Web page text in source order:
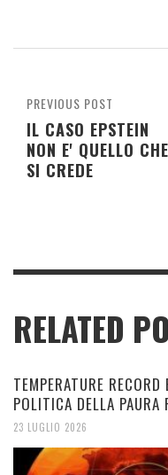
PREVIOUS POST
IL CASO EPSTEIN
NON E' QUELLO CHE
SI CREDE
RELATED
TEMPERATURE
POLITICA DELLA PAURA
23 LUGLIO 2026